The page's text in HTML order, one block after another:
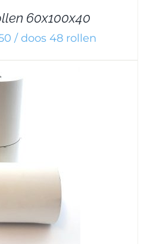
60x100x40
/ doos 48 rollen